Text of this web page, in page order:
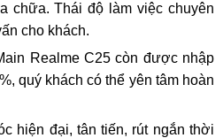
chữa. Thái độ làm việc chuyên
cho khách.
Realme C25 còn được nhập
quý khách có thể yên tâm hoàn
hiện đại, tân tiến, rút ngắn thời